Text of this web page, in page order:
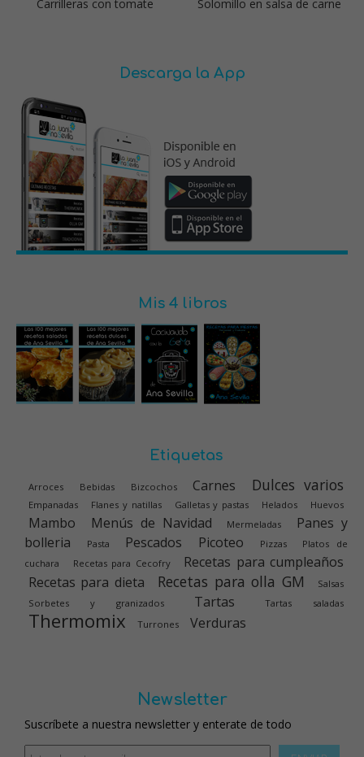
Carrilleras con tomate Solomillo en salsa de carne
Descarga la App
Mis 4 libros
Etiquetas
Arroces Bebidas Bizcochos Carnes Dulces varios
Empanadas Flanes y natillas Galletas y pastas Helados Huevos
Mambo Menús de Navidad Mermeladas
Panes y
bolleria
Pasta Pescados Picoteo Pizzas
Platos de
cuchara
Recetas para Cecofry
Recetas para cumpleaños
Recetas para dieta
Recetas para olla GM
Salsas
Sorbetes y granizados
Tartas Tartas saladas
Thermomix Turrones Verduras
Newsletter
Suscríbete a nuestra newsletter y enterate de todo